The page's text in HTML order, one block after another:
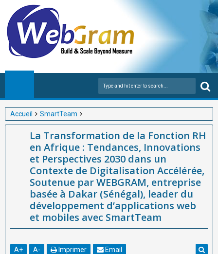
Accueil
SmartTeam
La Transformation de la Fonction RH en Afrique : Tendances,
Innovations et Perspectives 2030 dans un Contexte de
Digitalisation Accélérée, Soutenue par WEBGRAM, entreprise
basée à Dakar (Sénégal), leader du développement
d’applications web et mobiles avec SmartTeam
La Transformation de la Fonction RH
en Afrique : Tendances, Innovations
et Perspectives 2030 dans un
Contexte de Digitalisation Accélérée,
Soutenue par WEBGRAM, entreprise
basée à Dakar (Sénégal), leader du
développement d’applications web
et mobiles avec SmartTeam
A+ A- Imprimer Email